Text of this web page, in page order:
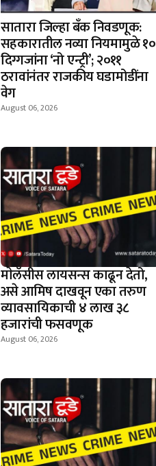
सातारा जिल्हा बँक निवडणूक:
सहकारातील नव्या नियमामुळे १०
दिग्गजांना ‘नो एन्ट्री’; २०११
ठरावांनंतर राजकीय घडामोडींना
वेग
August 06, 2026
माेलॅसीस लायसन्स काढून देतो,
असे आमिष दाखवून एका तरुण
व्यावसायिकाची ४ लाख ३८
हजारांची फसवणूक
August 06, 2026